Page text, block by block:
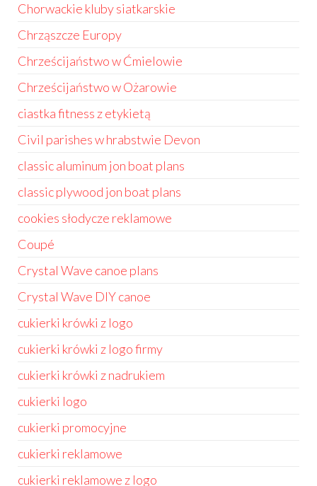
Chorwackie kluby siatkarskie
Chrząszcze Europy
Chrześcijaństwo w Ćmielowie
Chrześcijaństwo w Ożarowie
ciastka fitness z etykietą
Civil parishes w hrabstwie Devon
classic aluminum jon boat plans
classic plywood jon boat plans
cookies słodycze reklamowe
Coupé
Crystal Wave canoe plans
Crystal Wave DIY canoe
cukierki krówki z logo
cukierki krówki z logo firmy
cukierki krówki z nadrukiem
cukierki logo
cukierki promocyjne
cukierki reklamowe
cukierki reklamowe z logo